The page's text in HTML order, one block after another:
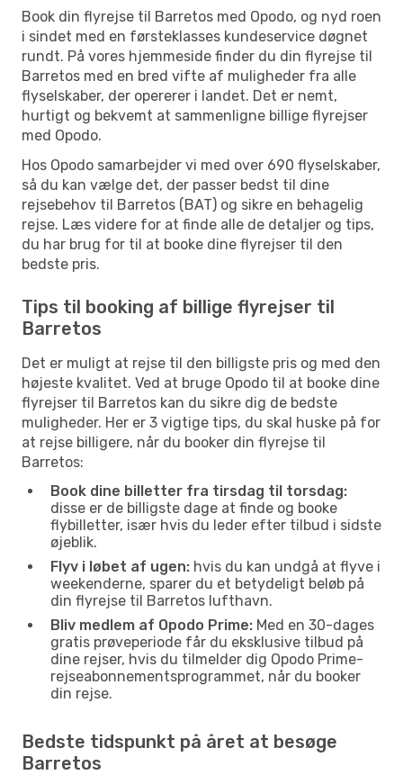
Book din flyrejse til Barretos med Opodo, og nyd roen
i sindet med en førsteklasses kundeservice døgnet
rundt. På vores hjemmeside finder du din flyrejse til
Barretos med en bred vifte af muligheder fra alle
flyselskaber, der opererer i landet. Det er nemt,
hurtigt og bekvemt at sammenligne billige flyrejser
med Opodo.
Hos Opodo samarbejder vi med over 690 flyselskaber,
så du kan vælge det, der passer bedst til dine
rejsebehov til Barretos (BAT) og sikre en behagelig
rejse. Læs videre for at finde alle de detaljer og tips,
du har brug for til at booke dine flyrejser til den
bedste pris.
Tips til booking af billige flyrejser til
Barretos
Det er muligt at rejse til den billigste pris og med den
højeste kvalitet. Ved at bruge Opodo til at booke dine
flyrejser til Barretos kan du sikre dig de bedste
muligheder. Her er 3 vigtige tips, du skal huske på for
at rejse billigere, når du booker din flyrejse til
Barretos:
Book dine billetter fra tirsdag til torsdag:
disse er de billigste dage at finde og booke
flybilletter, især hvis du leder efter tilbud i sidste
øjeblik.
Flyv i løbet af ugen: hvis du kan undgå at flyve i
weekenderne, sparer du et betydeligt beløb på
din flyrejse til Barretos lufthavn.
Bliv medlem af Opodo Prime: Med en 30-dages
gratis prøveperiode får du eksklusive tilbud på
dine rejser, hvis du tilmelder dig Opodo Prime-
rejseabonnementsprogrammet, når du booker
din rejse.
Bedste tidspunkt på året at besøge
Barretos